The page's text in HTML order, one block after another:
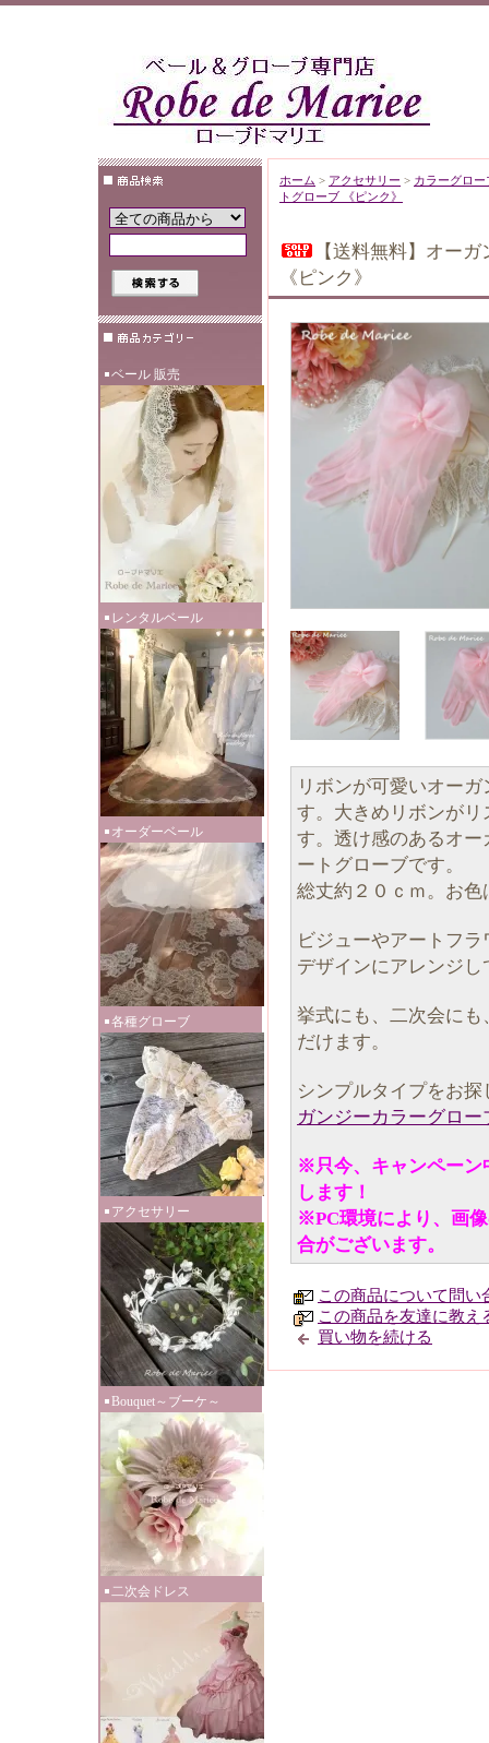
ベール 販売
レンタルベール
オーダーベール
各種グローブ
アクセサリー
Bouquet～ブーケ～
二次会ドレス
ホーム > アクセサリー > カラーグロー
トグローブ 《ピンク》
【送料無料】オー
《ピンク》
リボンが可愛いオー
す。大きめリボンが
す。透け感のあるオ
ートグローブです。
総丈約２０ｃｍ。お
ビジューやアートフ
デザインにアレンジ
挙式にも、二次会に
だけます。
シンプルタイプをお
ガンジーカラーグロー
※只今、キャンペーン
します！
※PC環境により、画
合がございます。
この商品について問い
この商品を友達に教え
買い物を続ける